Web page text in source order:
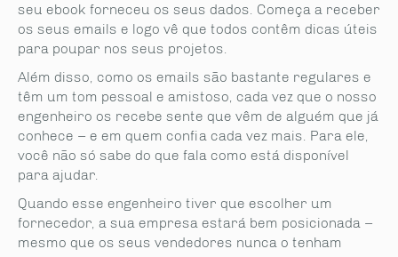
seu ebook forneceu os seus dados. Começa a receber
os seus emails e logo vê que todos contêm dicas úteis
para poupar nos seus projetos.
Além disso, como os emails são bastante regulares e
têm um tom pessoal e amistoso, cada vez que o nosso
engenheiro os recebe sente que vêm de alguém que já
conhece – e em quem confia cada vez mais. Para ele,
você não só sabe do que fala como está disponível
para ajudar.
Quando esse engenheiro tiver que escolher um
fornecedor, a sua empresa estará bem posicionada –
mesmo que os seus vendedores nunca o tenham